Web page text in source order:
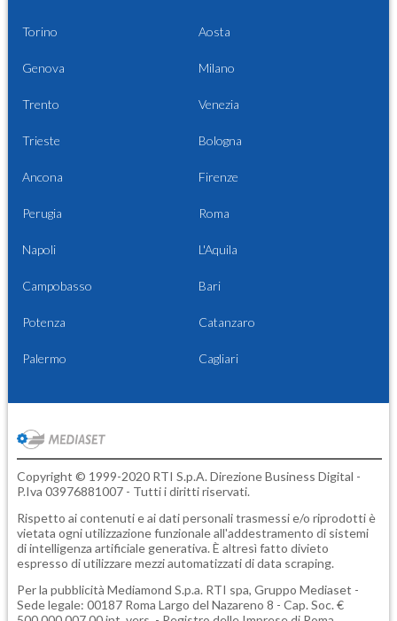
Torino Aosta
Genova Milano
Trento Venezia
Trieste Bologna
Ancona Firenze
Perugia Roma
Napoli L'Aquila
Campobasso Bari
Potenza Catanzaro
Palermo Cagliari
Copyright © 1999-2020 RTI S.p.A. Direzione Business Digital -
P.Iva 03976881007 - Tutti i diritti riservati.
Rispetto ai contenuti e ai dati personali trasmessi e/o riprodotti è
vietata ogni utilizzazione funzionale all'addestramento di sistemi
di intelligenza artificiale generativa. È altresì fatto divieto
espresso di utilizzare mezzi automatizzati di data scraping.
Per la pubblicità Mediamond S.p.a. RTI spa, Gruppo Mediaset -
Sede legale: 00187 Roma Largo del Nazareno 8 - Cap. Soc. €